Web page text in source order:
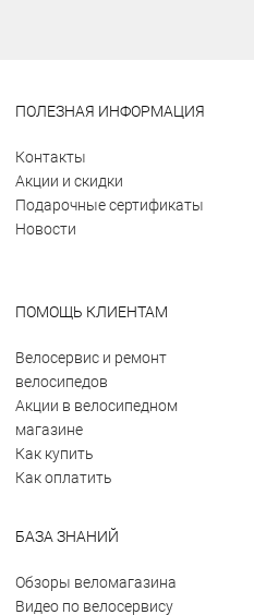
ПОЛЕЗНАЯ ИНФОРМАЦИЯ
Контакты
Акции и скидки
Подарочные сертификаты
Новости
ПОМОЩЬ КЛИЕНТАМ
Велосервис и ремонт
велосипедов
Акции в велосипедном
магазине
Как купить
Как оплатить
БАЗА ЗНАНИЙ
Обзоры веломагазина
Видео по велосервису